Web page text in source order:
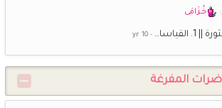
خُـزَامَى
القياسا…
المفرغة